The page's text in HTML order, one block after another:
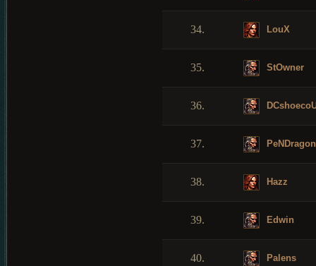
34. LouX
35. StOwner
36.
37.
38. Hazz
39. Edwin
40. Palens